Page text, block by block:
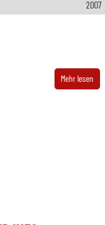
2007
nicht
Mehr lesen